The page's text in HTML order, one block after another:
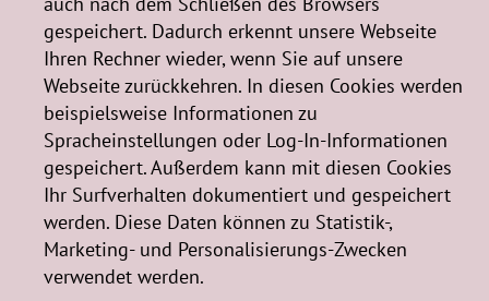
gespeichert. Dadurch erkennt unsere Webseite
Ihren Rechner wieder, wenn Sie auf unsere
Webseite zurückkehren. In diesen Cookies werden
beispielsweise Informationen zu
Spracheinstellungen oder Log-In-Informationen
gespeichert. Außerdem kann mit diesen Cookies
Ihr Surfverhalten dokumentiert und gespeichert
werden. Diese Daten können zu Statistik-,
Marketing- und Personalisierungs-Zwecken
verwendet werden.